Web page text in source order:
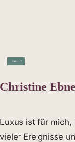
PIN IT
Christine
Luxus ist für
vieler Ereignisse